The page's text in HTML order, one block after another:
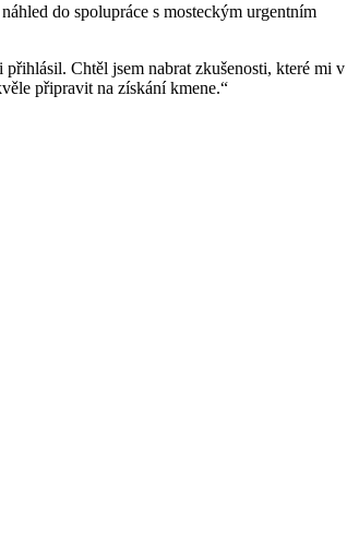
do spolupráce s mosteckým urgentním
Chtěl jsem nabrat zkušenosti, které mi v
připravit na získání kmene.“